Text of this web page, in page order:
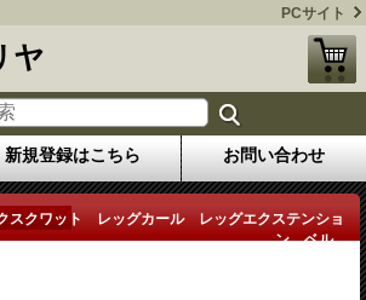
PCサイト
ヤ
新規登録はこちら お問い合わせ
スクワット レッグカール レッグエクステンショ
ン ベル...